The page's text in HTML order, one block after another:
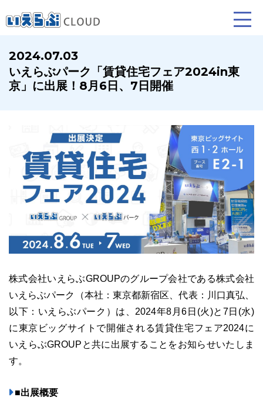
賃貸仲介 売買仲介
プラン紹介･制作の流れ
2024.07.03
いえらぶパーク「賃貸住宅フェア2024in東
京」に出展！8月6日、7日開催
株式会社いえらぶGROUPのグループ会社である株式会社
いえらぶパーク（本社：東京都新宿区、代表：川口真弘、
以下：いえらぶパーク）は、2024年8月6日(火)と7日(水)
に東京ビッグサイトで開催される賃貸住宅フェア2024に
いえらぶGROUPと共に出展することをお知らせいたしま
す。
■出展概要